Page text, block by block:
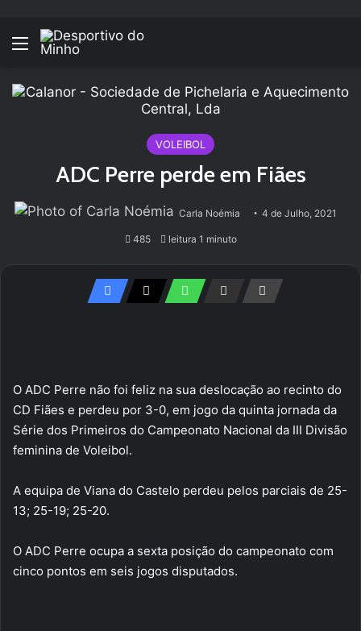
Menu
VOLEIBOL
ADC Perre perde em Fiães
Carla Noémia 4 de Julho, 2021
485 leitura 1 minuto
O ADC Perre não foi feliz na sua deslocação ao recinto do
CD Fiães e perdeu por 3-0, em jogo da quinta jornada da
Série dos Primeiros do Campeonato Nacional da III Divisão
feminina de Voleibol.
A equipa de Viana do Castelo perdeu pelos parciais de 25-
13; 25-19; 25-20.
O ADC Perre ocupa a sexta posição do campeonato com
cinco pontos em seis jogos disputados.